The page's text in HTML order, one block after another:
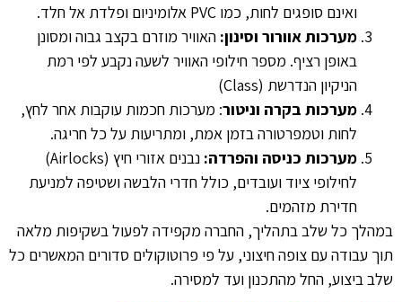
ואינם סופגים לחות, כמו PVC אלומיניום ופלדת אל חלד.
מערכות אוורור וסינון: האוויר מוזרם בקצב גבוה ומסונן
באופן רציף. מספר חילופי האוויר לשעה נקבע לפי רמת
הניקיון הנדרשת (Class)
מערכות בקרה וניטור: מערכות חכמות עוקבות אחר לחץ,
לחות וטמפרטורה בזמן אמת, ומתריעות על כל חריגה.
מערכות כניסה והפרדה:
נבנים אזורי חיץ (Airlocks)
לחילופי ציוד ועובדים, כולל חדרי הלבשה ושטיפה למניעת
חדירת מזהמים.
במהלך כל שלב בתהליך, החברה מקפידה לפעול בשקיפות מלאה
תוך עבודה עם צופה חיצוני, על פי פרוטוקולים סדורים המאשרים כל
שלב ביצוע, החל מהתכנון ועד למסירה.